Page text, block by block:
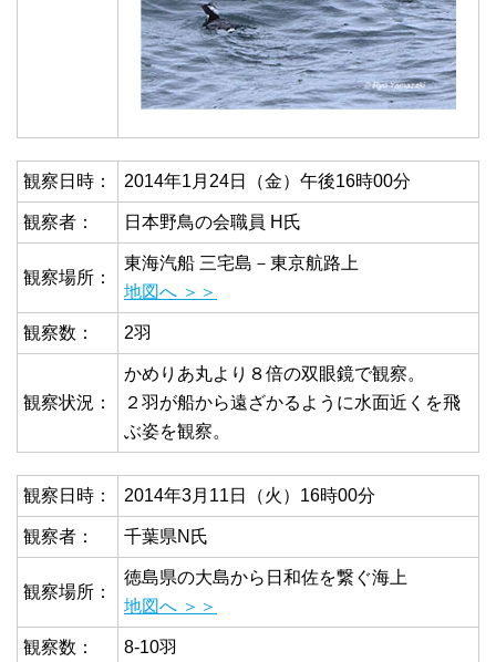
観察日時： 2014年1月24日（金）午後16時00分
観察者： 日本野鳥の会職員 H氏
観察場所：
東海汽船 三宅島－東京航路上
地図へ ＞＞
観察数： 2羽
観察状況：
かめりあ丸より８倍の双眼鏡で観察。
２羽が船から遠ざかるように水面近くを飛
ぶ姿を観察。
観察日時： 2014年3月11日（火）16時00分
観察者： 千葉県N氏
観察場所：
徳島県の大島から日和佐を繋ぐ海上
地図へ ＞＞
観察数： 8-10羽